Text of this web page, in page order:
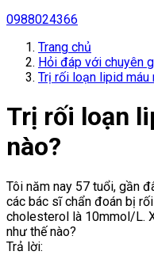
0988024366
Trang chủ
Hỏi đáp với chuyên
Trị rối loạn lipid máu
Trị rối loạn
nào?
Tôi năm nay 57 tuổi, gần
các bác sĩ chẩn đoán bị
cholesterol là 10mmol/L.
như thế nào?
Trả lời: